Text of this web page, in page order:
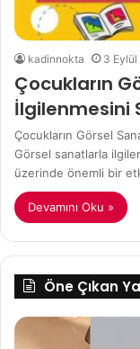
kadinnokta 3
Çocukların
İlgilenmesini
Çocukların Görsel
Görsel sanatlarla
üzerinde önemli bir
Devamını Oku »
Öne Çıkan
Evde